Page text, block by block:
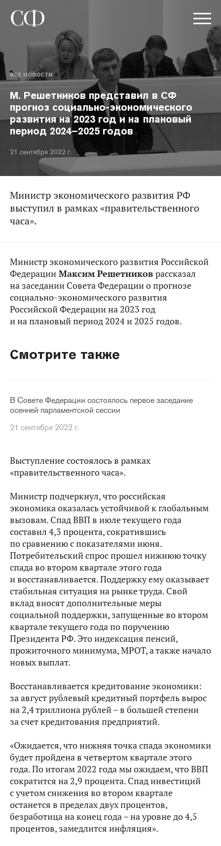
ВСЕ НОВОСТИ
М. Решетников представил в СФ
прогноз социально-экономического
развития на 2023 год и на плановый
период 2024–2025 годов
21 сентября 2022 г.
Министр экономического развития РФ
выступил в рамках «правительственного
часа».
Министр экономического развития Российской
Федерации Максим Решетников рассказал
на заседании Совета Федерации о прогнозе
социально-экономического развития
Российской Федерации на 2023 год
и на плановый период 2024 и 2025 годов.
Смотрите также
В Совете Федерации состоялось первое заседание
осенней парламентской сессии
21 сентября 2022 г.
Выступление состоялось в рамках
«правительственного часа».
Министр подчеркнул, что российская
экономика оказалась устойчивой к глобальным
вызовам. Спад ВВП в июле текущего года
составил 4,3 процента, сократившись
по сравнению с показателями июня.
Потребительский спрос прошел нижнюю точку
спада во втором квартале этого года
и восстанавливается. Поддержку ему оказывает
стабильная ситуация на рынке труда. Свой
вклад вносят дополнительные меры
социальной поддержки, запущенные во втором
квартале текущего года по поручению
Президента РФ. Это индексация пенсий,
прожиточного минимума, МРОТ, а также начало
новых выплат.
Восстанавливается кредитование экономики:
за август рублевый кредитный портфель вырос
на 2,4 триллиона рублей – в большей степени
за счет кредитования предприятий.
«Ожидается, что нижняя точка спада экономики
будет пройдена в четвертом квартале этого
года. По итогам 2022 года мы ожидаем, что ВВП
сократится на 2,9 процента. Спад инвестиций
с учетом снижения во втором квартале
останется в пределах двух процентов,
безработица на конец года – на уровне до 4,5
процентов, замедлится инфляция».